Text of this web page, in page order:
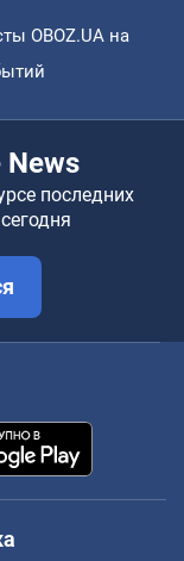
OBOZ.UA на
News
последних